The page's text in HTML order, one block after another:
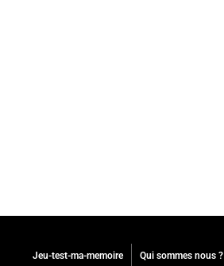
Jeu-test-ma-memoire Qui sommes nous ?